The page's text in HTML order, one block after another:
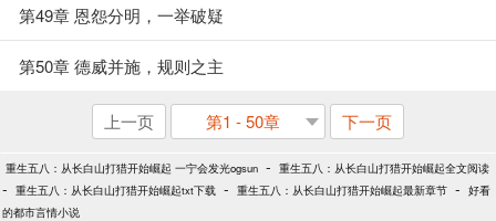
第49章 恩怨分明，一举破疑
第50章 德威并施，规则之主
上一页 第1 - 50章 下一页
重生五八：从长白山打猎开始崛起 一宁会发光ogsun - 重生五八：从长白山打猎开始崛起全文阅读
- 重生五八：从长白山打猎开始崛起txt下载 - 重生五八：从长白山打猎开始崛起最新章节 - 好看
的都市言情小说